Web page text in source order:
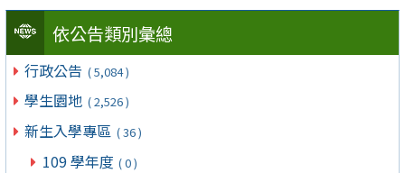
依公告類別彙總
行政公告 ( 5,084 )
學生園地 ( 2,526 )
新生入學專區 ( 36 )
109 學年度 ( 0 )